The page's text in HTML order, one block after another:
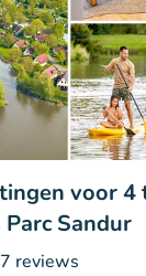
voor 4
Sandur
reviews